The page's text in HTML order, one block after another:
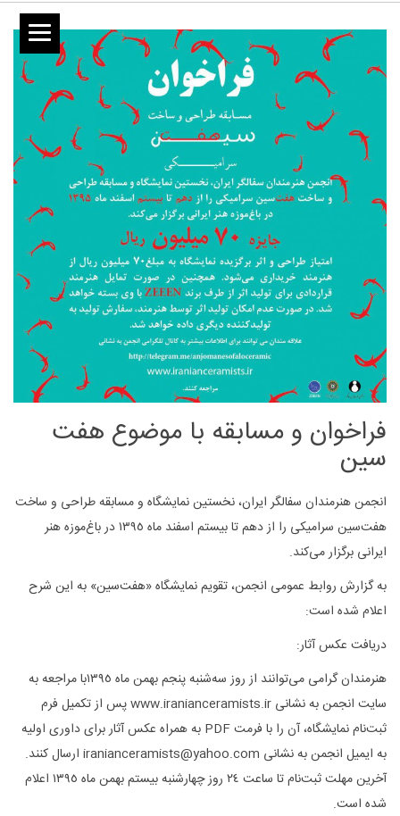
فراخوان و مسابقه با موضوع هفت
سین
انجمن هنرمندان سفالگر ایران، نخستین نمایشگاه و مسابقه طراحی و ساخت
هفت‌سین سرامیکی را از دهم تا بیستم اسفند ماه ١٣٩٥ در باغ‌موزه هنر
ایرانی برگزار می‌کند.
به گزارش روابط عمومی انجمن، تقویم نمایشگاه «هفت‌سین» به این شرح
اعلام شده است:
دریافت عکس آثار:
هنرمندان گرامی می‌توانند از روز سه‌شنبه پنجم بهمن ماه ١٣٩٥با مراجعه به
سایت انجمن به نشانی www.iranianceramists.irپس از تکمیل فرم
ثبت‌نام نمایشگاه، آن را با فرمتPDF به همراه عکس آثار برای داوری اولیه
به ایمیل انجمن به نشانی iranianceramists@yahoo.com ارسال کنند.
آخرین مهلت ثبت‌نام تا ساعت ٢٤ روز چهارشنبه بیستم بهمن ماه ١٣٩٥ اعلام
شده است.